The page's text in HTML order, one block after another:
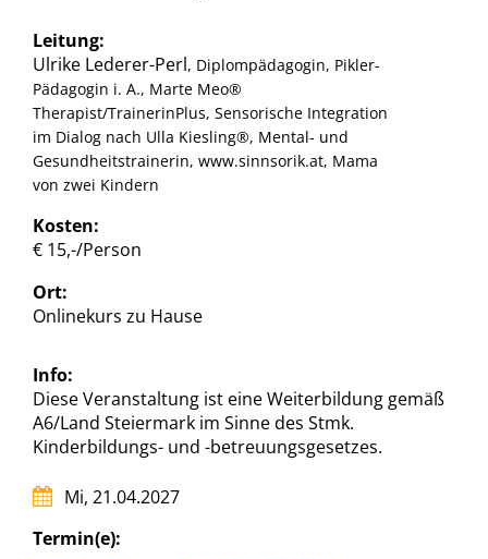
Leitung:
Ulrike Lederer-Perl, Diplompädagogin, Pikler-
Pädagogin i. A., Marte Meo®
Therapist/TrainerinPlus, Sensorische Integration
im Dialog nach Ulla Kiesling®, Mental- und
Gesundheitstrainerin, www.sinnsorik.at, Mama
von zwei Kindern
Kosten:
€ 15,-/Person
Ort:
Onlinekurs zu Hause
Info:
Diese Veranstaltung ist eine Weiterbildung gemäß
A6/Land Steiermark im Sinne des Stmk.
Kinderbildungs- und -betreuungsgesetzes.
Mi, 21.04.2027
Termin(e):